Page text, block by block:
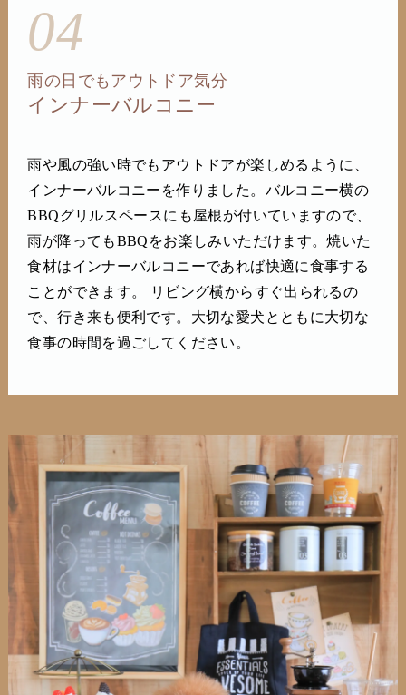
04
雨の日でもアウトドア気分
インナーバルコニー
雨や風の強い時でもアウトドアが楽しめるように、
インナーバルコニーを作りました。バルコニー横の
BBQグリルスペースにも屋根が付いていますので、
雨が降ってもBBQをお楽しみいただけます。焼いた
食材はインナーバルコニーであれば快適に食事する
ことができます。 リビング横からすぐ出られるの
で、行き来も便利です。大切な愛犬とともに大切な
食事の時間を過ごしてください。